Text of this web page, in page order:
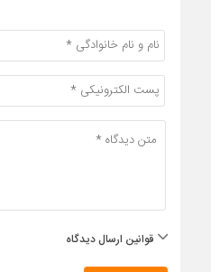
قوانین ارسال دیدگاه